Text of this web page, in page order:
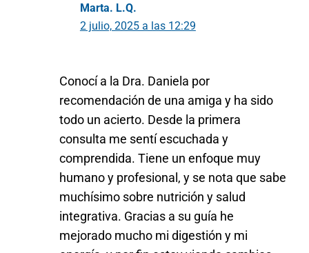
Marta. L.Q.
2 julio, 2025 a las 12:29
Conocí a la Dra. Daniela por
recomendación de una amiga y ha sido
todo un acierto. Desde la primera
consulta me sentí escuchada y
comprendida. Tiene un enfoque muy
humano y profesional, y se nota que sabe
muchísimo sobre nutrición y salud
integrativa. Gracias a su guía he
mejorado mucho mi digestión y mi